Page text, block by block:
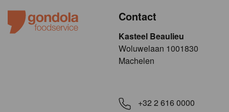
Contact
Kasteel Beaulieu
​​​Woluwelaan 1001830
Machelen
+32 2 616 0000